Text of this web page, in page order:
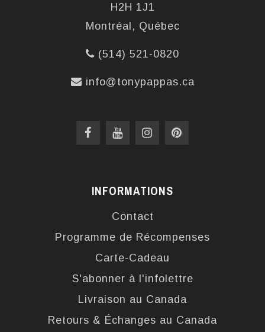
H2H 1J1
Montréal, Québec
(514) 521-0820
info@tonypappas.ca
INFORMATIONS
Contact
Programme de Récompenses
Carte-Cadeau
S'abonner à l'infolettre
Livraison au Canada
Retours & Échanges au Canada